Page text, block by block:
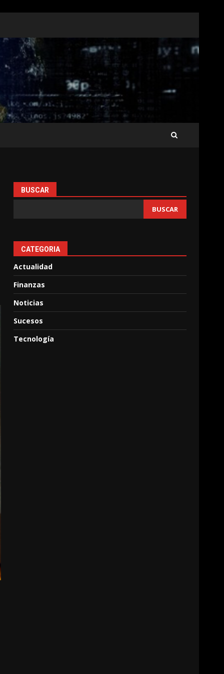
BUSCAR
BUSCAR
CATEGORIA
Actualidad
Finanzas
Noticias
Sucesos
Tecnología